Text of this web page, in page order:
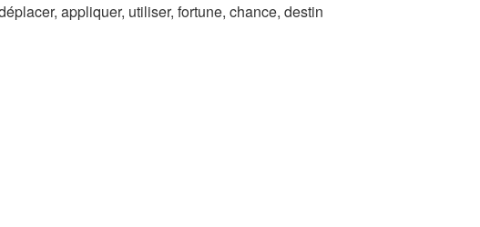
appliquer, utiliser, fortune, chance, destin